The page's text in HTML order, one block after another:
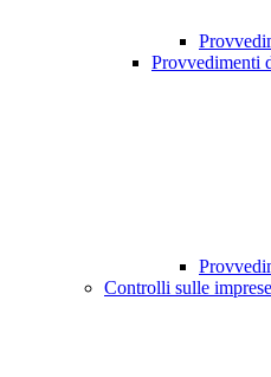
Provvedimenti
Controlli sulle imprese